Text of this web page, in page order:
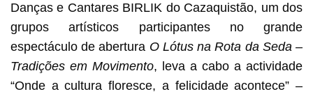
Danças e Cantares BIRLIK do Cazaquistão, um dos
grupos artísticos participantes no grande
espectáculo de abertura O Lótus na Rota da Seda –
Tradições em Movimento, leva a cabo a actividade
“Onde a cultura floresce, a felicidade acontece” –